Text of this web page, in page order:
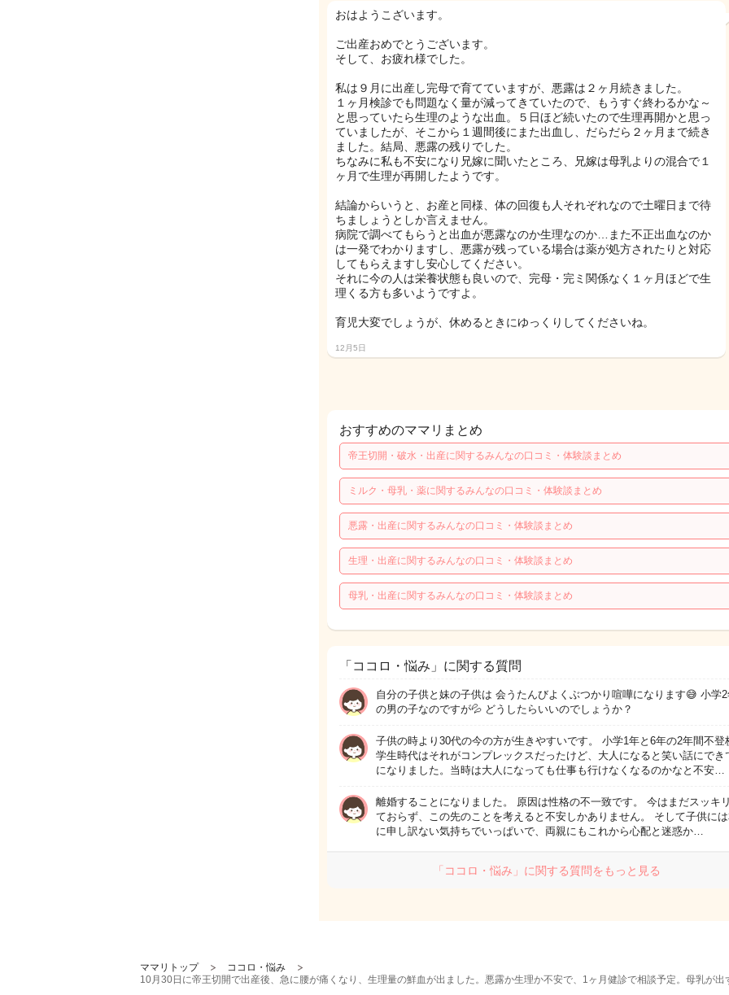
おはようこざいます。
ご出産おめでとうございます。
そして、お疲れ様でした。
私は９月に出産し完母で育てていますが、悪露は２ヶ月続きました。
１ヶ月検診でも問題なく量が減ってきていたので、もうすぐ終わるかな～
と思っていたら生理のような出血。５日ほど続いたので生理再開かと思っ
ていましたが、そこから１週間後にまた出血し、だらだら２ヶ月まで続き
ました。結局、悪露の残りでした。
ちなみに私も不安になり兄嫁に聞いたところ、兄嫁は母乳よりの混合で１
ヶ月で生理が再開したようです。
結論からいうと、お産と同様、体の回復も人それぞれなので土曜日まで待
ちましょうとしか言えません。
病院で調べてもらうと出血が悪露なのか生理なのか…また不正出血なのか
は一発でわかりますし、悪露が残っている場合は薬が処方されたりと対応
してもらえますし安心してください。
それに今の人は栄養状態も良いので、完母・完ミ関係なく１ヶ月ほどで生
理くる方も多いようですよ。
育児大変でしょうが、休めるときにゆっくりしてくださいね。
12月5日
おすすめのママリまとめ
帝王切開・破水・出産に関するみんなの口コミ・体験談まとめ
ミルク・母乳・薬に関するみんなの口コミ・体験談まとめ
悪露・出産に関するみんなの口コミ・体験談まとめ
生理・出産に関するみんなの口コミ・体験談まとめ
母乳・出産に関するみんなの口コミ・体験談まとめ
「ココロ・悩み」に関する質問
自分の子供と妹の子供は 会うたんびよくぶつかり喧嘩になります😅 小学
の男の子なのですが💦 どうしたらいいのでしょうか？
子供の時より30代の今の方が生きやすいです。 小学1年と6年の2年間不登
学生時代はそれがコンプレックスだったけど、大人になると笑い話にでき
になりました。当時は大人になっても仕事も行けなくなるのかなと不安…
離婚することになりました。 原因は性格の不一致です。 今はまだスッキ
ておらず、この先のことを考えると不安しかありません。 そして子供に
に申し訳ない気持ちでいっぱいで、両親にもこれから心配と迷惑か…
「ココロ・悩み」に関する質問をもっと見る
ママリトップ
ココロ・悩み
10月30日に帝王切開で出産後、急に腰が痛くなり、生理量の鮮血が出ました。悪露か生理か不安で、1ヶ月健診で相談予定。母乳が出